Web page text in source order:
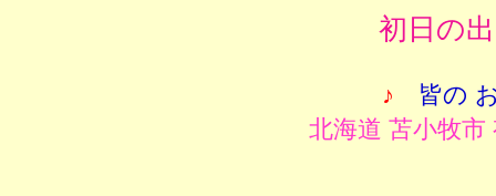
初日の
♪
皆の
北海道 苫小牧市